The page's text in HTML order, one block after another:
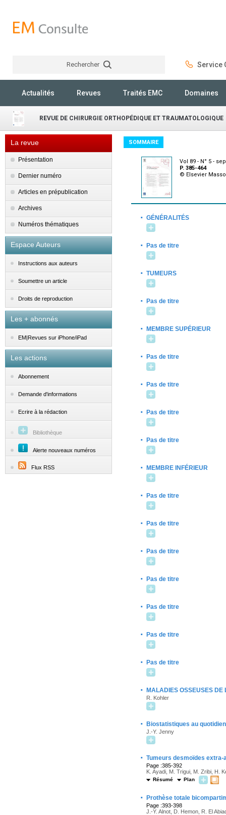
Rechercher Service
Actualités Revues Traités EMC Domaines
REVUE DE CHIRURGIE ORTHOPÉDIQUE ET TRAUMATOLOGIQUE
La revue
Présentation
Dernier numéro
Articles en prépublication
Archives
Numéros thématiques
Espace Auteurs
Instructions aux auteurs
Soumettre un article
Droits de reproduction
Les + abonnés
EM|Revues sur iPhone/iPad
Les actions
Abonnement
Demande d'informations
Ecrire à la rédaction
Bibliothèque
Alerte nouveaux numéros
Flux RSS
SOMMAIRE
Vol 89 - N° 5 -
P. 385-464
© Elsevier
· GÉNÉRALITÉS
· Pas de titre
· TUMEURS
· Pas de titre
· MEMBRE SUPÉRIEUR
· Pas de titre
· Pas de titre
· Pas de titre
· Pas de titre
· MEMBRE INFÉRIEUR
· Pas de titre
· Pas de titre
· Pas de titre
· Pas de titre
· Pas de titre
· Pas de titre
· Pas de titre
· MALADIES OSSEUSES DE
R. Kohler
· Biostatistiques au quotidien
J.-Y. Jenny
· Tumeurs desmoïdes
Page :385-392
K. Ayadi, M. Trigui, M. Zribi, H.
Résumé Plan
· Prothèse totale
Page :393-398
J.-Y. Alnot, D. Hemon, R. El